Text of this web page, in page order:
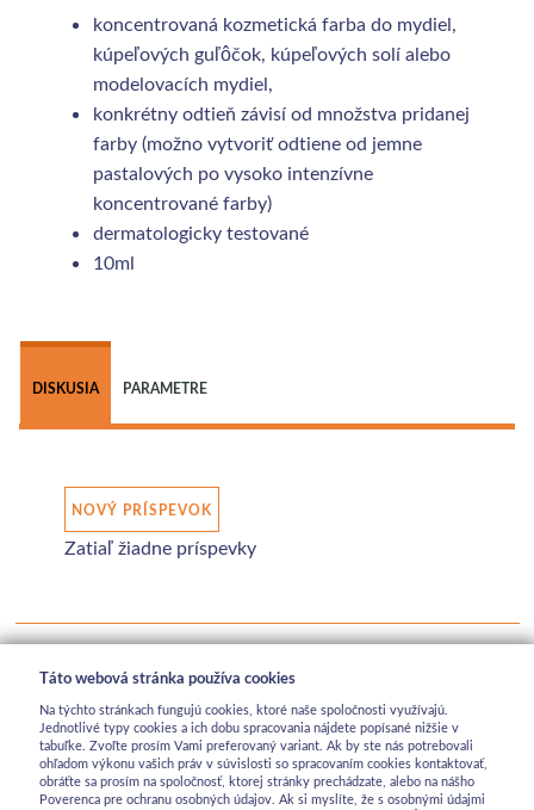
koncentrovaná kozmetická farba do mydiel,
kúpeľových guľôčok, kúpeľových solí alebo
modelovacích mydiel,
konkrétny odtieň závisí od množstva pridanej
farby (možno vytvoriť odtiene od jemne
pastalových po vysoko intenzívne
koncentrované farby)
dermatologicky testované
10ml
DISKUSIA PARAMETRE
NOVÝ PRÍSPEVOK
Zatiaľ žiadne príspevky
Táto webová stránka používa cookies
Na týchto stránkach fungujú cookies, ktoré naše spoločnosti využívajú.
Jednotlivé typy cookies a ich dobu spracovania nájdete popísané nižšie v
tabuľke. Zvoľte prosím Vami preferovaný variant. Ak by ste nás potrebovali
ohľadom výkonu vašich práv v súvislosti so spracovaním cookies kontaktovať,
obráťte sa prosím na spoločnosť, ktorej stránky prechádzate, alebo na nášho
Poverenca pre ochranu osobných údajov. Ak si myslíte, že s osobnými údajmi